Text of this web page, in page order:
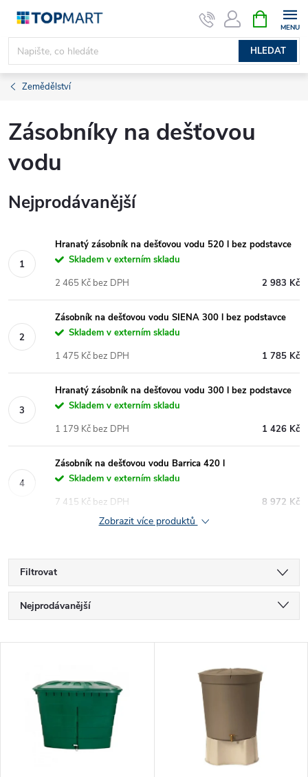
Přejít
obsah
HLEDAT
NÁKUPNÍ
KOŠÍK
Zemědělství
Zásobníky na dešťovou
vodu
Nejprodávanější
Hranatý zásobník na dešťovou vodu 520 l bez podstavce
Skladem v externím skladu
2 983 Kč
2 465 Kč bez DPH
Zásobník na dešťovou vodu SIENA 300 l bez podstavce
Skladem v externím skladu
1 785 Kč
1 475 Kč bez DPH
Hranatý zásobník na dešťovou vodu 300 l bez podstavce
Skladem v externím skladu
1 426 Kč
1 179 Kč bez DPH
Zásobník na dešťovou vodu Barrica 420 l
Skladem v externím skladu
8 972 Kč
7 415 Kč bez DPH
Zobrazit více produktů
Filtrovat
Ř
a
Nejprodávanější
Abecedně